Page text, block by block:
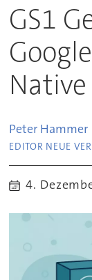
GS1
Peter Hammer
EDITOR NEUE
4.